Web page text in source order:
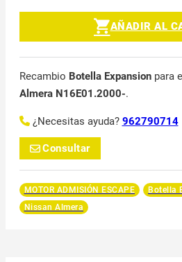
AÑADIR AL
Recambio Botella Expansionpara
Almera N16E01.2000-.
¿Necesitas ayuda? 962790714
Consultar
MOTOR ADMISIÓN ESCAPE
Botella
Nissan Almera